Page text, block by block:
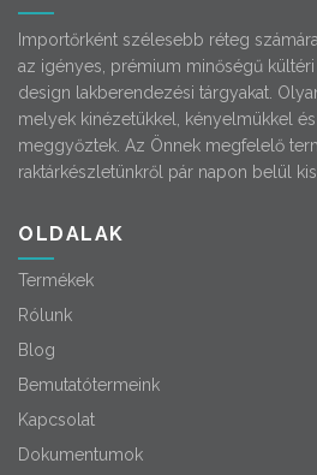
Importőrként szélesebb réteg
az igényes, prémium minőségű
design lakberendezési tárgyakat.
melyek kinézetükkel, kényelmükkel
meggyőztek. Az Önnek megfelelő
raktárkészletünkről pár napon belül
OLDALAK
Termékek
Rólunk
Blog
Bemutatótermeink
Kapcsolat
Dokumentumok